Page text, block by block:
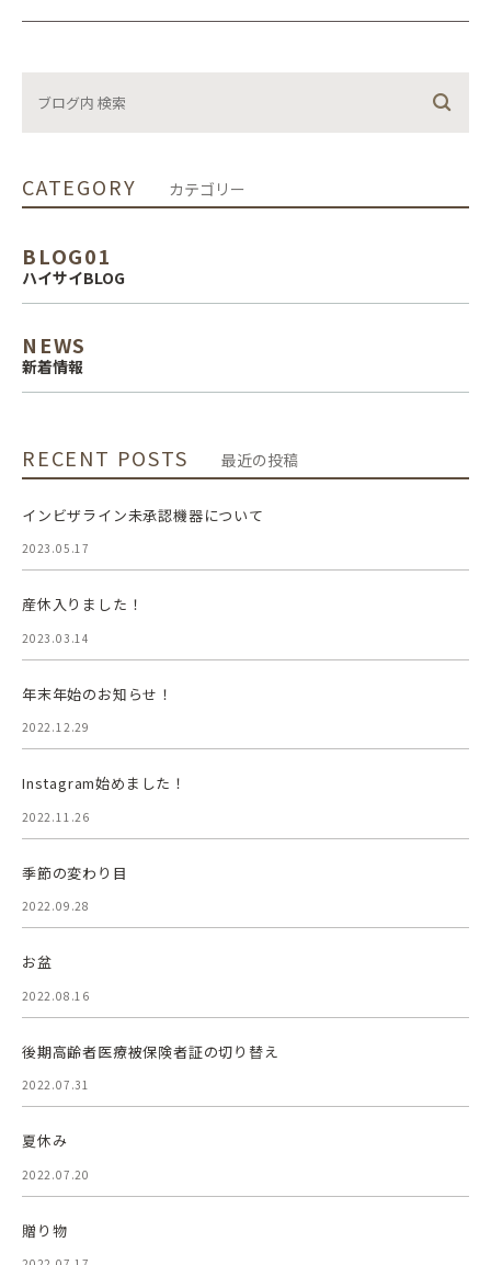
CATEGORY カテゴリー
BLOG01
ハイサイBLOG
NEWS
新着情報
RECENT POSTS 最近の投稿
インビザライン未承認機器について
2023.05.17
産休入りました！
2023.03.14
年末年始のお知らせ！
2022.12.29
Instagram始めました！
2022.11.26
季節の変わり目
2022.09.28
お盆
2022.08.16
後期高齢者医療被保険者証の切り替え
2022.07.31
夏休み
2022.07.20
贈り物